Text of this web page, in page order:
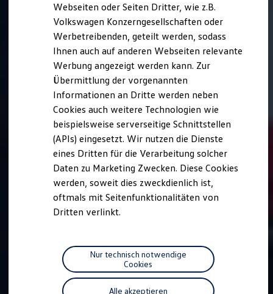
Volkswagen Kollektion
R-Kollektion
GTI Kollektion
Fußball Drop
we drive football
#wedriveproud
Besitzer und Service
myVolkswagen
Software Updates
Service und Ersatzteile
Inspektion und HU/AU
Reparaturen und Checks
Motorenöl und Flüssigkeiten
Räder und Reifen
Pannen- und Unfallhilfe
Economy Service
Volkswagen Teile
Zubehör
Modellspezifisches Zubehör
Individualisieren
Wallbox und Ladekabel
Digitale Extras
Dienste für Ihr Modell finden
Webseiten oder Seiten Dritter, wie z.B.
Volkswagen Konzerngesellschaften oder
Werbetreibenden, geteilt werden, sodass
Ihnen auch auf anderen Webseiten relevante
Werbung angezeigt werden kann. Zur
Übermittlung der vorgenannten
Informationen an Dritte werden neben
Cookies auch weitere Technologien wie
beispielsweise serverseitige Schnittstellen
(APIs) eingesetzt. Wir nutzen die Dienste
eines Dritten für die Verarbeitung solcher
Daten zu Marketing Zwecken. Diese Cookies
werden, soweit dies zweckdienlich ist,
oftmals mit Seitenfunktionalitäten von
Dritten verlinkt.
Alle akzeptieren
Nur technisch notwendige
Cookies